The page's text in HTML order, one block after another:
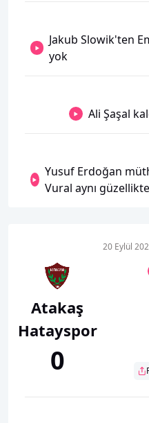
Jakub Slowik'ten
yok
Ali Şaşal
Yusuf Erdoğan
Vural aynı
Atakaş
Hatayspor
0
20 Eylül